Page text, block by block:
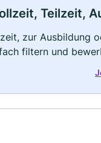
Teilzeit,
zur Ausbildung
filtern und